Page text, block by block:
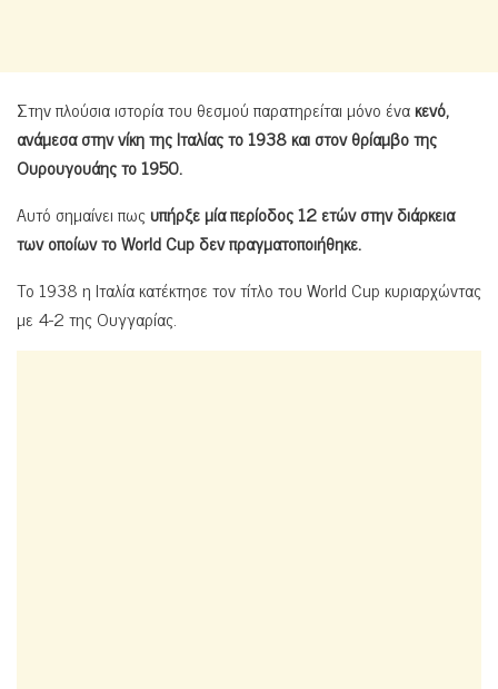
Στην πλούσια ιστορία του θεσμού παρατηρείται μόνο ένακενό,
ανάμεσα στην νίκη της Ιταλίας το 1938 και στον θρίαμβο της
Ουρουγουάης το 1950.
Αυτό σημαίνει πωςυπήρξε μία περίοδος 12 ετών στην διάρκεια
των οποίων το World Cup δεν πραγματοποιήθηκε.
Το 1938 η Ιταλία κατέκτησε τον τίτλο του World Cup κυριαρχώντας
με 4-2 της Ουγγαρίας.